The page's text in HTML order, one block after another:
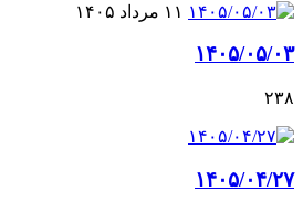
۱۱ مرداد ۱۴۰۵
۱۴۰۵/۰۵/۰۳
۲۳۸
۱۴۰۵/۰۴/۲۷